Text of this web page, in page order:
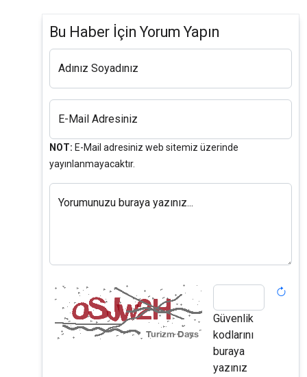
Bu Haber İçin Yorum Yapın
Adınız Soyadınız
E-Mail Adresiniz
NOT: E-Mail adresiniz web sitemiz üzerinde
yayınlanmayacaktır.
Yorumunuzu buraya yazınız...
Güvenlik
kodlarını
buraya
yazınız